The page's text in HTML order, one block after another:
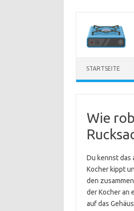
springen
STARTSEITE
Wie
Du kennst das
Kocher kippt
den
der Kocher an
auf das